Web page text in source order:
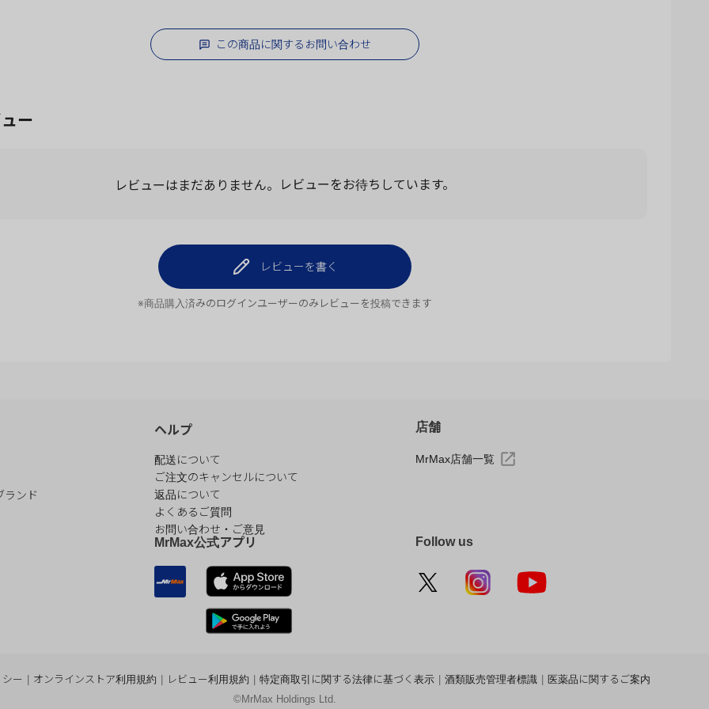
この商品に関するお問い合わせ
ー
レビューはまだありません。 レビューをお待ちしています。
レビューを書く
※商品購入済みのログインユーザーのみ レビューを投稿できます
ランド
ヘルプ
配送について
ご注文のキャンセルについて
返品について
よくあるご質問
お問い合わせ・ご意見
店舗
MrMax店舗一覧
MrMax公式アプリ Follow us
ー | オンラインストア利用規約 | レビュー利用規約 | 特定商取引に関する法律に基づく表示 | 酒類販売管理者標識 | 医薬品に関するご案内
©MrMax Holdings Ltd.